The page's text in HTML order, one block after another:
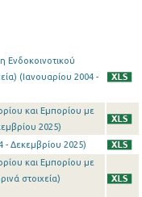
Ενδοκοινοτικού
(Ιανουαρίου 2004 -
και Εμπορίου με
2025)
- Δεκεμβρίου 2025)
και Εμπορίου με
στοιχεία)